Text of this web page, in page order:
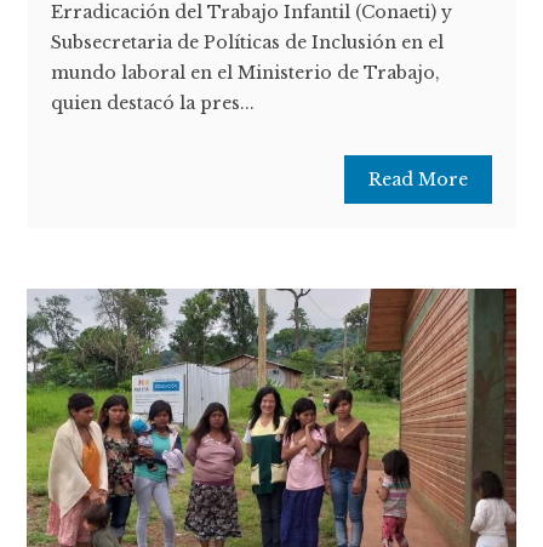
Erradicación del Trabajo Infantil (Conaeti) y
Subsecretaria de Políticas de Inclusión en el
mundo laboral en el Ministerio de Trabajo,
quien destacó la pres...
Read More